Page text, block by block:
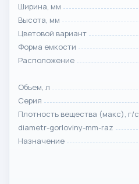
Ширина, мм
Высота, мм
Цветовой вариант
Форма емкости
Расположение
Объем, л
Серия
Плотность вещества (макс), г/с
diametr-gorloviny-mm-raz
Назначение